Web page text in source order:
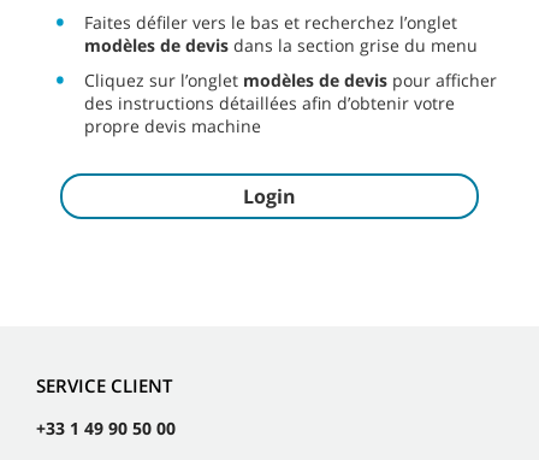
Faites défiler vers le bas et recherchez l’onglet
modèles de devis dans la section grise du menu
Cliquez sur l’onglet modèles de devis pour afficher
des instructions détaillées afin d’obtenir votre
propre devis machine
Login
SERVICE CLIENT
+33 1 49 90 50 00